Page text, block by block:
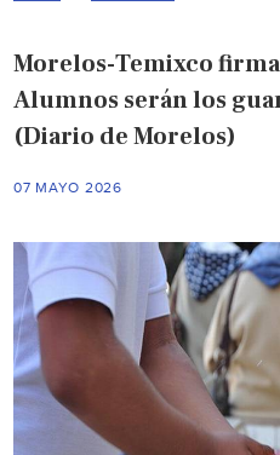
Morelos-Temixco
Alumnos serán los
(Diario de Morelos)
07 MAYO 2026